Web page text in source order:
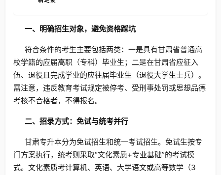
一、明确招生对象，避免资格踩坑
符合条件的考生主要包括两类：一是具有甘肃省普通高
校学籍的应届高职（专科）毕业生；二是在甘肃省应征入
伍、退役且完成学业的应往届毕业生（退役大学生士兵）。
需注意，违反教育考试规定被停考、受刑事处罚或思想品德
考核不合格者，不得报名。
二、招录方式：免试与统考并行
甘肃专升本分为免试招生和统一考试招生。免试生按专
门方案执行，统考则采取“文化素质+专业基础”的考试模
式。文化素质考计算机、英语、大学语文或高等数学（3